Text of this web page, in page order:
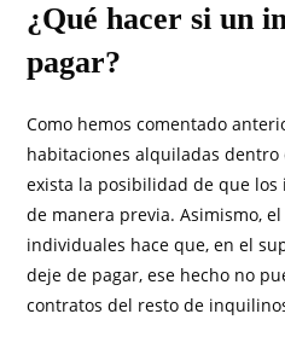
¿Qué hacer si un
pagar?
Como hemos comentado
habitaciones alquiladas
exista la posibilidad de que los
de manera previa. Asimismo,
individuales hace que, en el
deje de pagar, ese hecho no
contratos del resto de